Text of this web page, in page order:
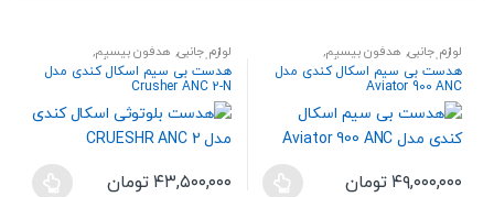
لوازم جانبی, هدفون بیسیم,
هندزفری،هدست و اسپیکر
هدست بی سیم اسکال کندی مدل
Aviator 900 ANC
۴۹,۰۰۰,۰۰۰ تومان
لوازم جانبی, هدفون بیسیم,
هندزفری،هدست و اسپیکر
هدست بی سیم اسکال کندی مدل
Crusher ANC 2-N
۴۳,۵۰۰,۰۰۰ تومان